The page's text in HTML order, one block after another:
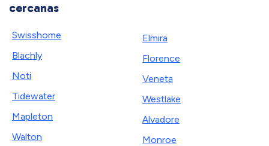
cercanas
Swisshome
Blachly
Noti
Tidewater
Mapleton
Walton
Elmira
Florence
Veneta
Westlake
Alvadore
Monroe